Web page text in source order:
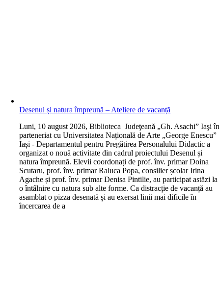
Desenul și natura împreună – Ateliere de vacanță
Luni, 10 august 2026, Biblioteca Judeţeană „Gh. Asachi” Iaşi în
parteneriat cu Universitatea Națională de Arte „George Enescu”
Iași - Departamentul pentru Pregătirea Personalului Didactic a
organizat o nouă activitate din cadrul proiectului Desenul și
natura împreună. Elevii coordonați de prof. înv. primar Doina
Scutaru, prof. înv. primar Raluca Popa, consilier școlar Irina
Agache și prof. înv. primar Denisa Pintilie, au participat astăzi la
o întâlnire cu natura sub alte forme. Ca distracție de vacanță au
asamblat o pizza desenată și au exersat linii mai dificile în
încercarea de a